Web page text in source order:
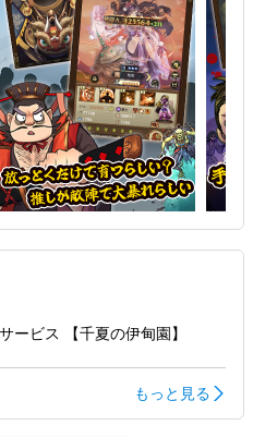
ービス 【千夏の伊甸園】
もっと見る